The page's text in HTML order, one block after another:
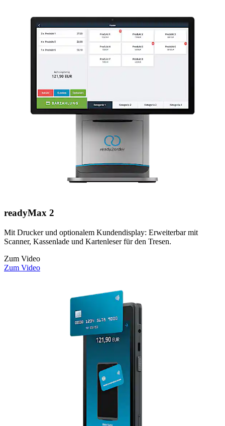
readyMax 2
Mit Drucker und optionalem Kundendisplay: Erweiterbar mit
Scanner, Kassenlade und Kartenleser für den Tresen.
Zum Video
Zum Video